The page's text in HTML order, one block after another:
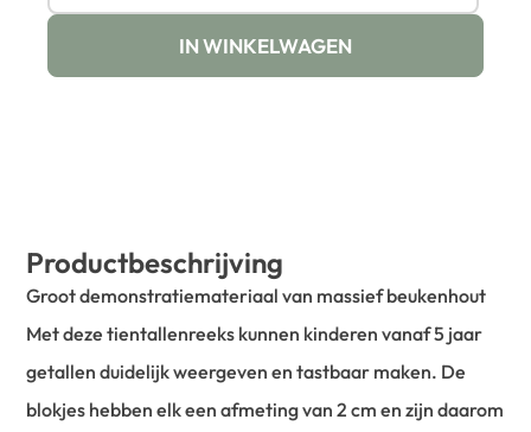
IN WINKELWAGEN
Productbeschrijving
Groot demonstratiemateriaal van massief beukenhout
Met deze tientallenreeks kunnen kinderen vanaf 5 jaar
getallen duidelijk weergeven en tastbaar maken. De
blokjes hebben elk een afmeting van 2 cm en zijn daarom